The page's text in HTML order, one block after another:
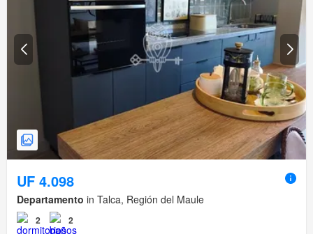
UF 4.098
Departamento in Talca, Región del Maule
2 2